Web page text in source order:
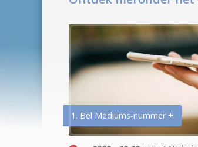
1. Bel Mediums-nummer +